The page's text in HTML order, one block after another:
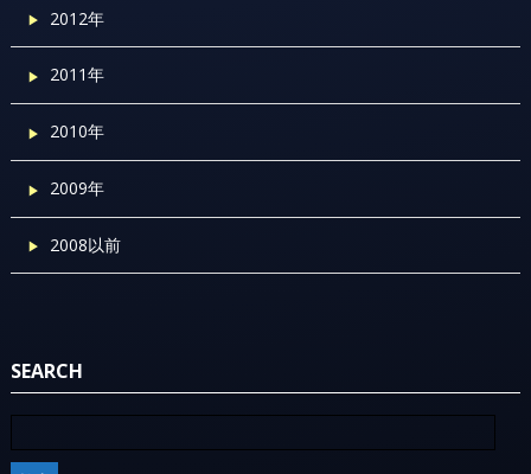
2012年
2011年
2010年
2009年
2008以前
SEARCH